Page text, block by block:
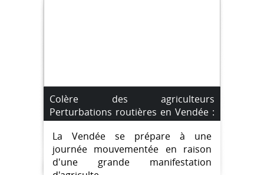
Colère des agriculteurs
Perturbations routières en Vendée :
manifestation d'agriculteurs à La
Roche-sur-Yon
La Vendée se prépare à une
journée mouvementée en raison
d'une grande manifestation